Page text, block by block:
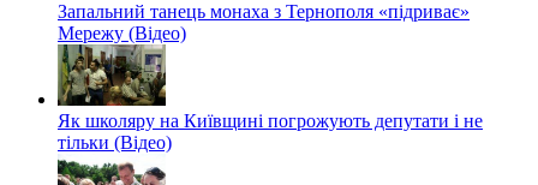
Запальний танець монаха з Тернополя «підриває»
Мережу (Відео)
Як школяру на Київщині погрожують депутати і не
тільки (Відео)